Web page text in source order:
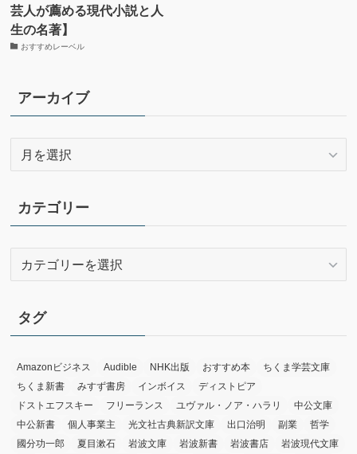
芸人が薦める現代小説と人
生の名著】
おすすめレーベル
アーカイブ
イ
ブ
カテゴリー
リ
ー
タグ
Amazonビジネス Audible NHK出版 おすすめ本
ちくま学芸文庫
ちくま新書
みすず書房 インボイス
ディストピア
ドストエフスキー
フリーランス ユヴァル・ノア・ハラリ
中公文庫
中公新書
個人事業主 光文社古典新訳文庫 出口治明 副業
哲学
國分功一郎
夏目漱石 岩波文庫 岩波新書 岩波書店 岩波現代文庫